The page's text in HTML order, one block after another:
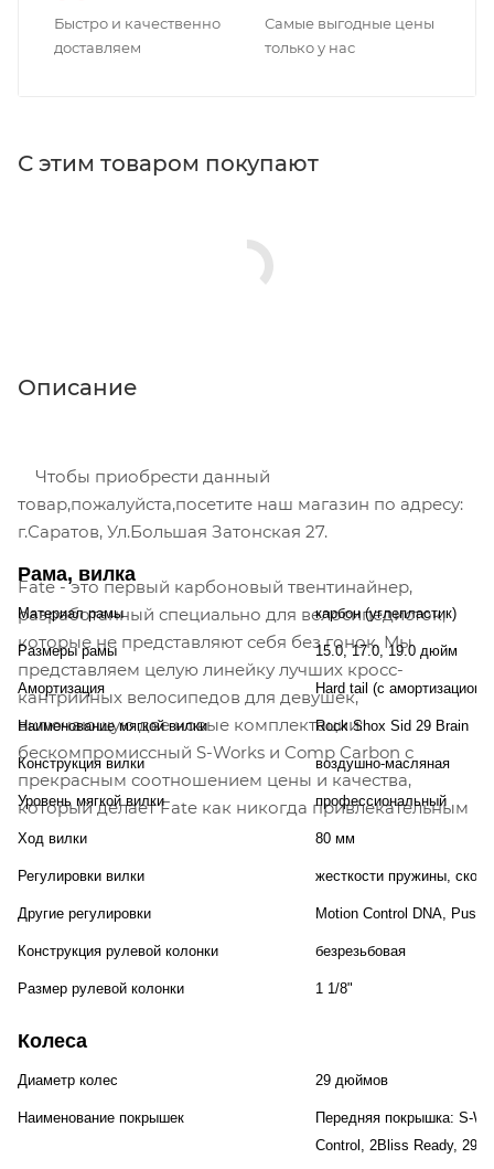
Быстро и качественно
доставляем
Самые выгодные цены
только у нас
С этим товаром покупают
Описание
Чтобы приобрести данный
товар,пожалуйста,посетите наш магазин по адресу:
г.Саратов, Ул.Большая Затонская 27.
Fate - это первый карбоновый твентинайнер,
разработанный специально для велосипедисток,
которые не представляют себя без гонок. Мы
представляем целую линейку лучших кросс-
кантрийных велосипедов для девушек,
включающую две новые комплектации:
бескомпромиссный S-Works и Comp Carbon с
прекрасным соотношением цены и качества,
который делает Fate как никогда привлекательным
Рама, вилка
Материал рамы карбон (углепластик)
Размеры рамы 15.0, 17.0, 19.0 дюйм
Амортизация Hard tail (с
Наименование мягкой вилки Rock Shox Sid 29 Brain
Конструкция вилки воздушно-масляная
Уровень мягкой вилки профессиональный
Ход вилки 80 мм
Регулировки вилки жесткости пружины,
Другие регулировки Motion Control DNA,
Конструкция рулевой колонки безрезьбовая
Размер рулевой колонки 1 1/8"
Колеса
Диаметр колес 29 дюймов
Наименование покрышек
Передняя покрышка: S-
Control, 2Bliss Ready,